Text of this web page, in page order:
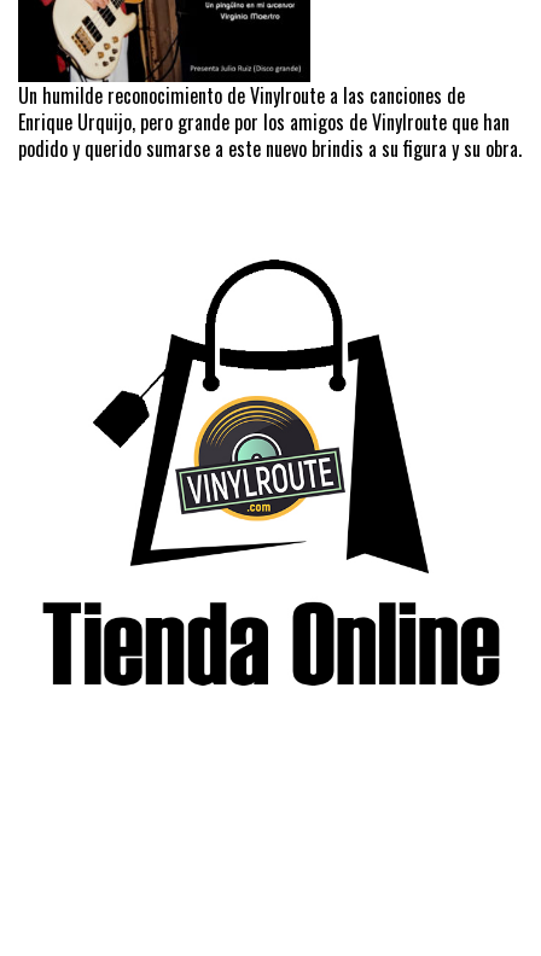
Un humilde reconocimiento de Vinylroute a las canciones de
Enrique Urquijo, pero grande por los amigos de Vinylroute que han
podido y querido sumarse a este nuevo brindis a su figura y su obra.